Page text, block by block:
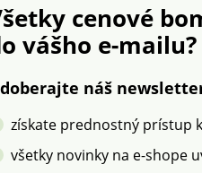
Rovný
prať cenové
vášho e-mailu?
náš
získate prednostný prístup
všetky novinky na e-shope